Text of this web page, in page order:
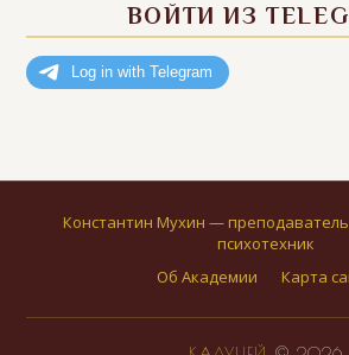
ВОЙТИ ИЗ
Константин Мухин — преподаватель
психотехник
Об Академии
Карта